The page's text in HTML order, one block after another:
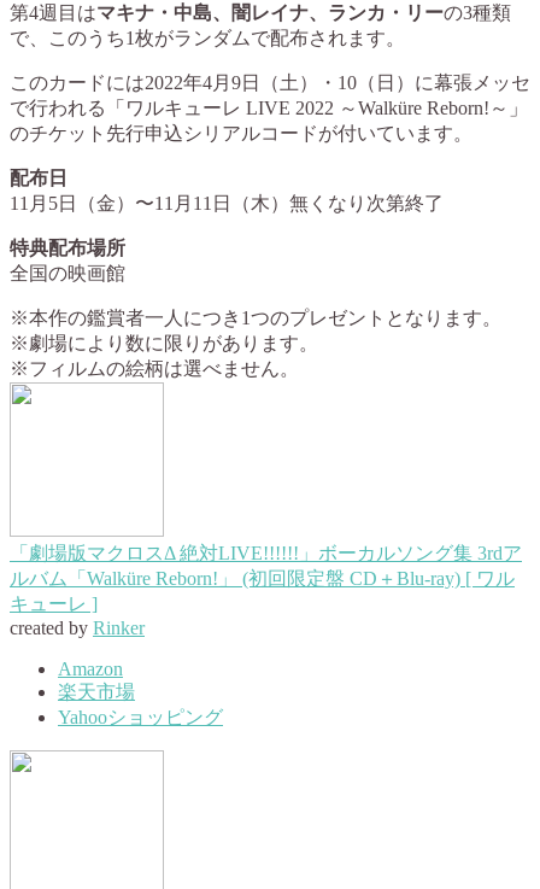
第4週目はマキナ・中島、闇レイナ、ランカ・リーの3種類
で、このうち1枚がランダムで配布されます。
このカードには2022年4月9日（土）・10（日）に幕張メッセ
で行われる「ワルキューレ LIVE 2022 ～Walküre Reborn!～」
のチケット先行申込シリアルコードが付いています。
配布日
11月5日（金）〜11月11日（木）無くなり次第終了
特典配布場所
全国の映画館
※本作の鑑賞者一人につき1つのプレゼントとなります。
※劇場により数に限りがあります。
※フィルムの絵柄は選べません。
「劇場版マクロスΔ 絶対LIVE!!!!!!」ボーカルソング集 3rdア
ルバム「Walküre Reborn!」 (初回限定盤 CD＋Blu-ray) [ ワル
キューレ ]
created by Rinker
Amazon
楽天市場
Yahooショッピング